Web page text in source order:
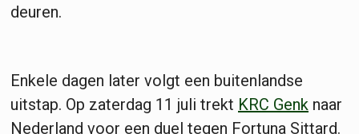
deuren.
Enkele dagen later volgt een buitenlandse
uitstap. Op zaterdag 11 juli trekt KRC Genk naar
Nederland voor een duel tegen Fortuna Sittard.